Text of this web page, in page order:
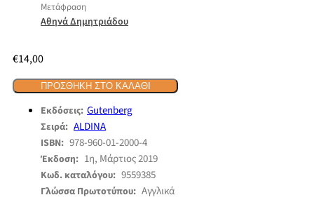
Μετάφραση
Αθηνά Δημητριάδου
€14,00
ΠΡΟΣΘΉΚΗ ΣΤΟ ΚΑΛΆΘΙ
Εκδόσεις: Gutenberg
Σειρά: ALDINA
ISBN: 978-960-01-2000-4
Έκδοση: 1η, Μάρτιος 2019
Κωδ. καταλόγου: 9559385
Γλώσσα Πρωτοτύπου: Αγγλικά